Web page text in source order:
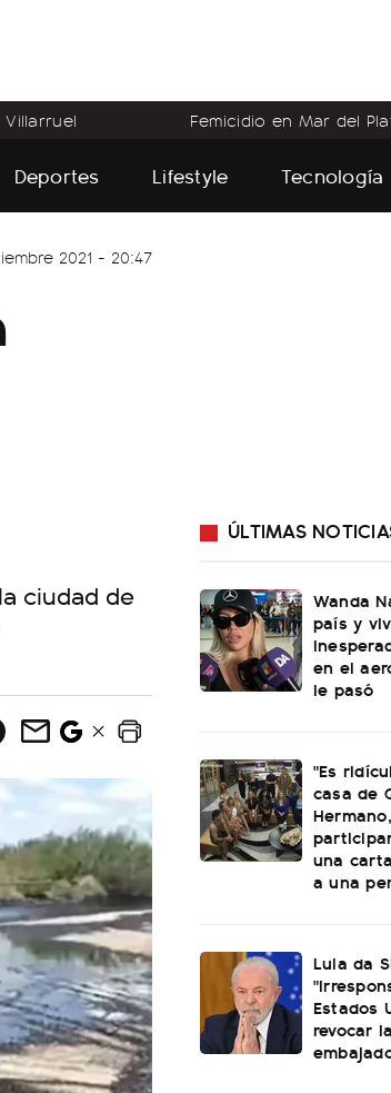
Femicidio en Mar del
Deportes Lifestyle Tecnología
2021 - 20:47
ciudad de
ÚLTIMAS
Wanda
país y
en el
le pasó
"Es
casa de
una
a una
Lula da
Estados
revocar